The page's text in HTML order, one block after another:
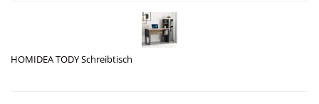
HOMIDEA TODY Schreibtisch